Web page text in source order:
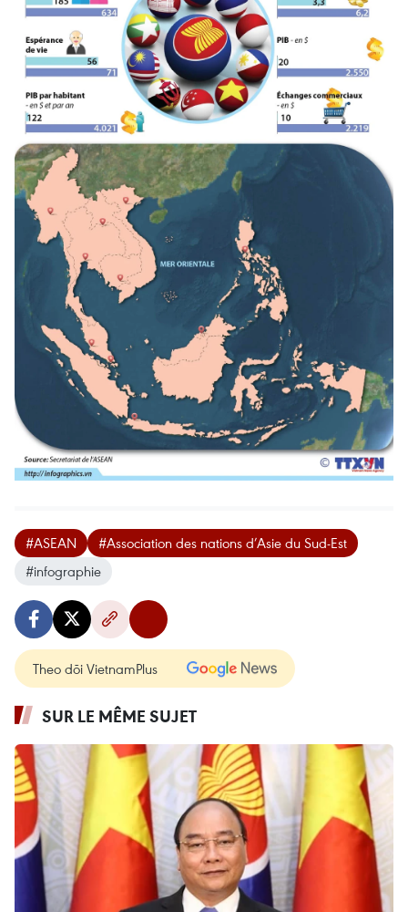
#ASEAN
#Association des nations d’Asie du Sud-Est
#infographie
Theo dõi VietnamPlus
SUR LE MÊME SUJET